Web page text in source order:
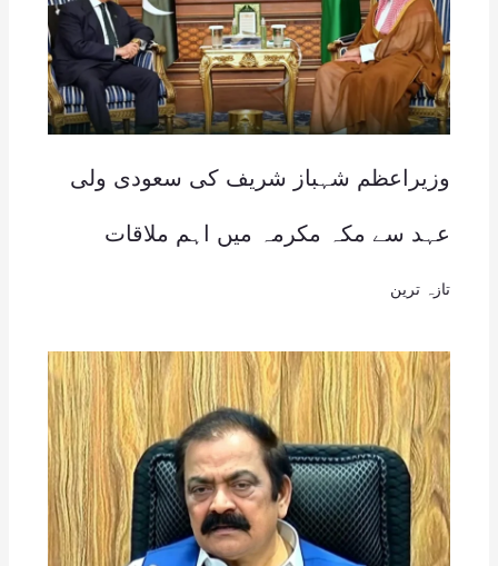
وزیراعظم شہباز شریف کی سعودی ولی
عہد سے مکہ مکرمہ میں اہم ملاقات
تازہ ترین